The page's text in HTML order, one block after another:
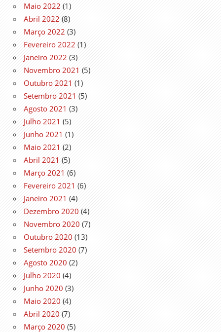
Maio 2022 (1)
Abril 2022 (8)
Março 2022 (3)
Fevereiro 2022 (1)
Janeiro 2022 (3)
Novembro 2021 (5)
Outubro 2021 (1)
Setembro 2021 (5)
Agosto 2021 (3)
Julho 2021 (5)
Junho 2021 (1)
Maio 2021 (2)
Abril 2021 (5)
Março 2021 (6)
Fevereiro 2021 (6)
Janeiro 2021 (4)
Dezembro 2020 (4)
Novembro 2020 (7)
Outubro 2020 (13)
Setembro 2020 (7)
Agosto 2020 (2)
Julho 2020 (4)
Junho 2020 (3)
Maio 2020 (4)
Abril 2020 (7)
Março 2020 (5)